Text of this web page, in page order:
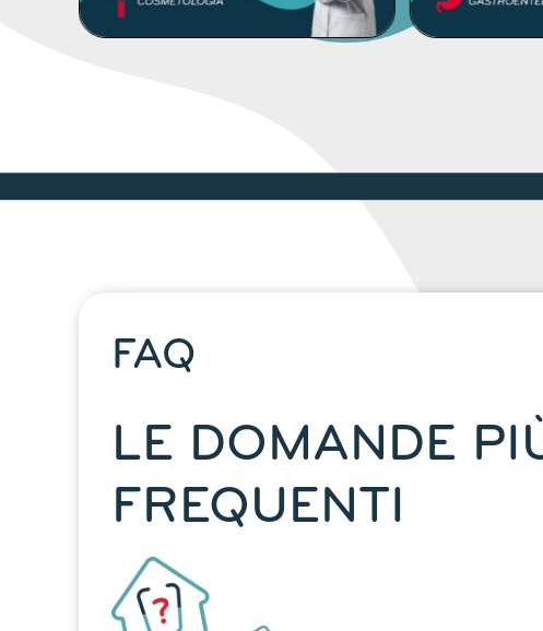
DETTAGLI
FAQ
LE DOMANDE
FREQUENTI